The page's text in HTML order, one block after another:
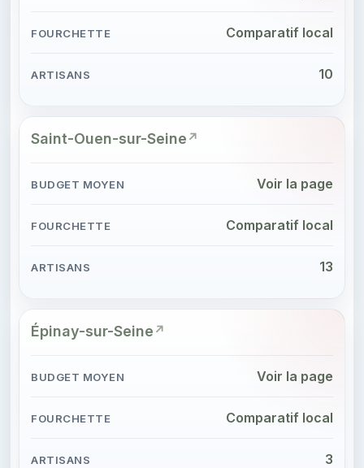
Comparatif local
10
Saint-Ouen-sur-Seine
Voir la page
Comparatif local
13
Épinay-sur-Seine
Voir la page
Comparatif local
3